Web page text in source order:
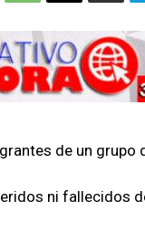
de un
ni fallecidos